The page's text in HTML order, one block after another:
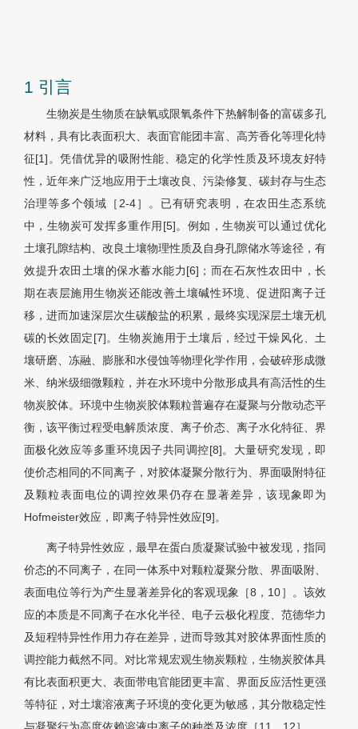
1 引言
生物炭是生物质在缺氧或限氧条件下热解制备的富碳多孔
材料，具有比表面积大、表面官能团丰富、高芳香化等理化特
征[1]。凭借优异的吸附性能、稳定的化学性质及环境友好特
性，近年来广泛地应用于土壤改良、污染修复、碳封存与生态
治理等多个领域［2-4］。已有研究表明，在农田生态系统
中，生物炭可发挥多重作用[5]。例如，生物炭可以通过优化
土壤孔隙结构、改良土壤物理性质及自身孔隙储水等途径，有
效提升农田土壤的保水蓄水能力[6]；而在石灰性农田中，长
期在表层施用生物炭还能改善土壤碱性环境、促进阳离子迁
移，进而加速深层次生碳酸盐的积累，最终实现深层土壤无机
碳的长效固定[7]。生物炭施用于土壤后，经过干燥风化、土
壤研磨、冻融、膨胀和水侵蚀等物理化学作用，会破碎形成微
米、纳米级细微颗粒，并在水环境中分散形成具有高活性的生
物炭胶体。环境中生物炭胶体颗粒普遍存在凝聚与分散动态平
衡，该平衡过程受电解质浓度、离子价态、离子水化特征、界
面极化效应等多重环境因子共同调控[8]。大量研究发现，即
使价态相同的不同离子，对胶体凝聚分散行为、界面吸附特征
及颗粒表面电位的调控效果仍存在显著差异，该现象即为
Hofmeister效应，即离子特异性效应[9]。
离子特异性效应，最早在蛋白质凝聚试验中被发现，指同
价态的不同离子，在同一体系中对颗粒凝聚分散、界面吸附、
表面电位等行为产生显著差异化的客观现象［8，10］。该效
应的本质是不同离子在水化半径、电子云极化程度、范德华力
及短程特异性作用力存在差异，进而导致其对胶体界面性质的
调控能力截然不同。对比常规宏观生物炭颗粒，生物炭胶体具
有比表面积更大、表面带电官能团更丰富、界面反应活性更强
等特征，对土壤溶液离子环境的变化更为敏感，其分散稳定性